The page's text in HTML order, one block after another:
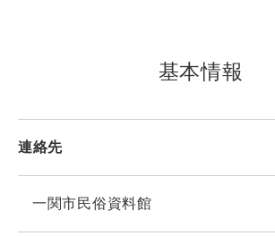
基本情報
連絡先
一関市民俗資料館